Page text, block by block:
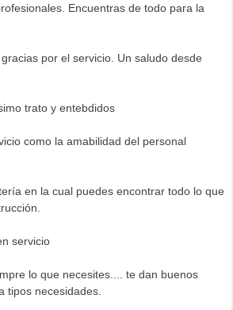
Encuentras de todo para la
por el servicio. Un saludo desde
trato y entebdidos
como la amabilidad del personal
en la cual puedes encontrar todo lo que
servicio
lo que necesites.... te dan buenos
tipos necesidades.